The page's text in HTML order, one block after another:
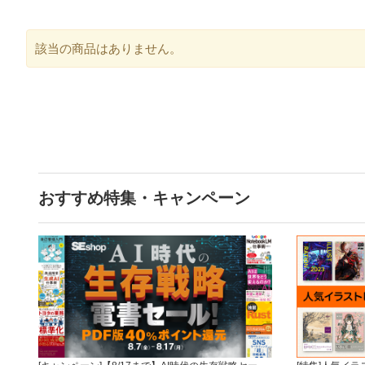
該当の商品はありません。
おすすめ特集・キャンペーン